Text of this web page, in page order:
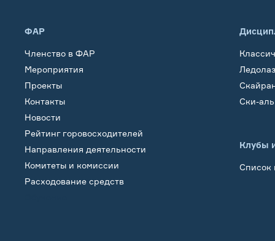
ФАР
Членство в ФАР
Мероприятия
Проекты
Контакты
Новости
Рейтинг горовосходителей
Направления деятельности
Комитеты и комиссии
Расходование средств
Ски-
Клубы
Список